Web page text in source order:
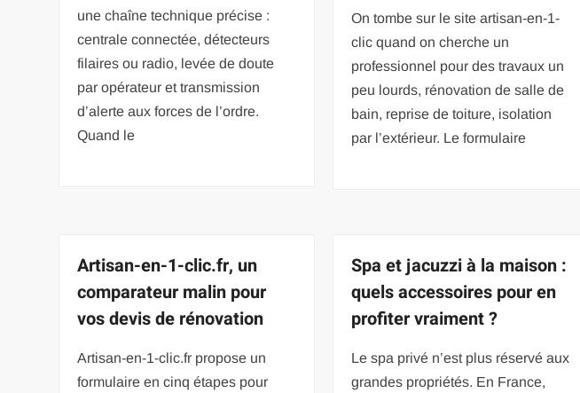
une chaîne technique précise :
centrale connectée, détecteurs
filaires ou radio, levée de doute
par opérateur et transmission
d’alerte aux forces de l’ordre.
Quand le
On tombe sur le site artisan-en-1-
clic quand on cherche un
professionnel pour des travaux un
peu lourds, rénovation de salle de
bain, reprise de toiture, isolation
par l’extérieur. Le formulaire
Artisan-en-1-clic.fr, un
comparateur malin pour
vos devis de rénovation
Artisan-en-1-clic.fr propose un
formulaire en cinq étapes pour
Spa et jacuzzi à la maison :
quels accessoires pour en
profiter vraiment ?
Le spa privé n’est plus réservé aux
grandes propriétés. En France,